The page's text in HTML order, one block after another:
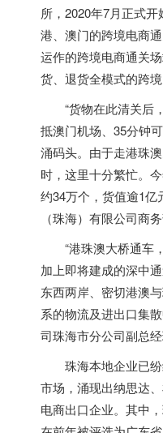
所，2020年7月正式
港 、澳门的跨境电商
运作的跨境电商通关
货、退货全模式的跨境
“货物在此清关后
抵澳门机场、35分钟
涌码头。由于走港珠
时，这里十分繁忙。
约34万个，货值逾1亿
（珠海）有限公司商
“港珠澳大桥通车
加上即将建成的深中
东西两岸、密切港澳
系的物流及进出口集
司珠海市分公司副总经
珠海本地企业已纷
市场，涌现出纳思达
电商出口企业。其中